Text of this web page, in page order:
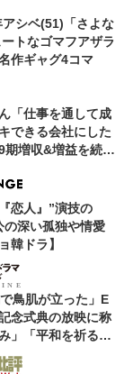
アシベ(51)「さよな
トなゴマフアザラ
作ギャグ4コマ
「仕事を通して成
できる会社にした
期増収&増益を続け
恋人』”演技の
の深い孤独や情愛
韓ドラ】
鳥肌が立った」E
念式典の放映に称
」「平和を祈る場